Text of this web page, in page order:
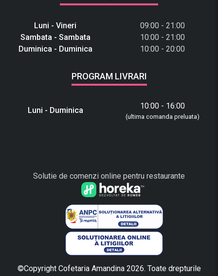
Luni - Vineri
09:00 - 21:00
Sambata - Sambata
10:00 - 21:00
Duminica - Duminica
10:00 - 20:00
PROGRAM LIVRARI
Luni - Duminica 10:00 - 16:00
(ultima comanda preluata)
Solutie de comenzi online pentru restaurante
©Copyright Cofetaria Amandina 2026. Toate drepturile